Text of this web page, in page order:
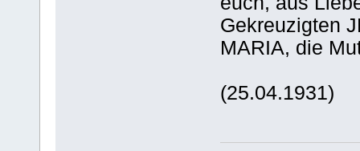
Gekreuzigten
MARIA, die
(25.04.1931)